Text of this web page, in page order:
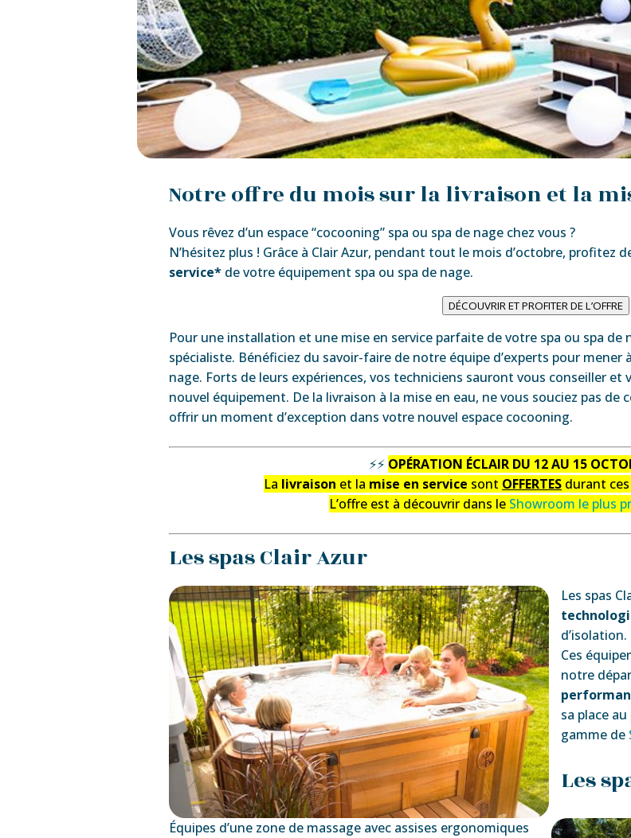
Notre offre du mois sur la livraison et la
Vous rêvez d’un espace “cocooning” spa ou spa de nage chez vous ?
N’hésitez plus ! Grâce à Clair Azur, pendant tout le mois d’octobre, profitez
service* de votre équipement spa ou spa de nage.
DÉCOUVRIR ET PROFITER DE L’OFFRE
Pour une installation et une mise en service parfaite de votre spa ou spa de
spécialiste. Bénéficiez du savoir-faire de notre équipe d’experts pour mener
nage. Forts de leurs expériences, vos techniciens sauront vous conseiller et
nouvel équipement. De la livraison à la mise en eau, ne vous souciez pas de
offrir un moment d’exception dans votre nouvel espace cocooning.
⚡⚡ OPÉRATION ÉCLAIR DU 12 AU 15
La livraison et la mise en service sont OFFERTES durant
L’offre est à découvrir dans le Showroom le plus
Les spas Clair Azur
Les spas
d’isolation.
Ces
notre
sa place
gamme de
Les
Équipes d’une zone de massage avec assises ergonomiques